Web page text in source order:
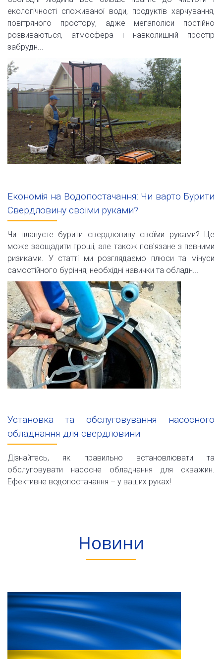
екологічності споживаної води, продуктів харчування,
повітряного простору, адже мегаполіси постійно
розвиваються, атмосфера і навколишній простір
забрудн...
Економія на Водопостачання: Чи варто Бурити
Свердловину своїми руками?
Чи плануєте бурити свердловину своїми руками? Це
може заощадити гроші, але також пов'язане з певними
ризиками. У статті ми розглядаємо плюси та мінуси
самостійного буріння, необхідні навички та обладн...
Установка та обслуговування насосного
обладнання для свердловини
Дізнайтесь, як правильно встановлювати та
обслуговувати насосне обладнання для скважин.
Ефективне водопостачання – у ваших руках!
Новини